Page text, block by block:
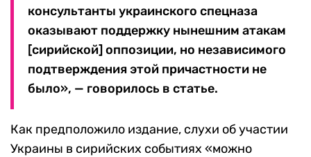
консультанты украинского спецназа
оказывают поддержку нынешним атакам
[сирийской] оппозиции, но независимого
подтверждения этой причастности не
было», — говорилось в статье.
Как предположило издание, слухи об участии
Украины в сирийских событиях «можно